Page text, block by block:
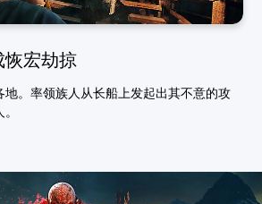
恢宏劫掠
地。率领族人从长船上发起出其不意的攻